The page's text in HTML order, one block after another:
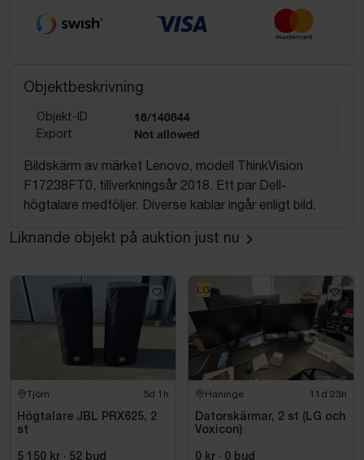
Objektbeskrivning
Objekt-ID 16/140844
Export Not allowed
Bildskärm av märket Lenovo, modell ThinkVision
F17238FT0, tillverkningsår 2018. Ett par Dell-
högtalare medföljer. Diverse kablar ingår enligt bild.
Liknande objekt på auktion just nu
Tjörn 5d 1h
Högtalare JBL PRX625, 2
st
5 150 kr · 52 bud
Haninge 11d 23h
Datorskärmar, 2 st (LG och
Voxicon)
0 kr · 0 bud
LG